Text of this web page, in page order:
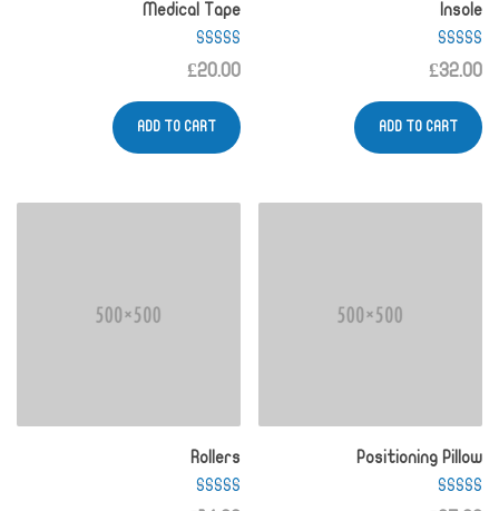
Insole
Rated
4.50
£32.00
ADD TO CART
Medical Tape
Rated
4.00
£20.00
ADD TO CART
Positioning Pillow
Rollers